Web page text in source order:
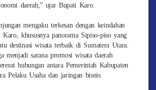
daerah,” ujar Bupati Karo.
mengaku terkesan dengan keindahan
Karo, khususnya panorama Sipiso-piso yang
destinasi wisata terbaik di Sumatera Utara.
menjadi sarana promosi wisata daerah
hubungan antara Pemerintah Kabupaten
Pelaku Usaha dan jaringan bisnis